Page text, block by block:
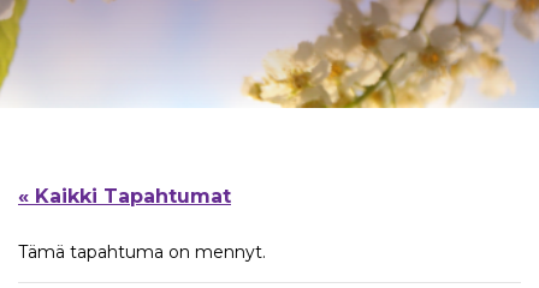
« Kaikki Tapahtumat
Tämä tapahtuma on mennyt.